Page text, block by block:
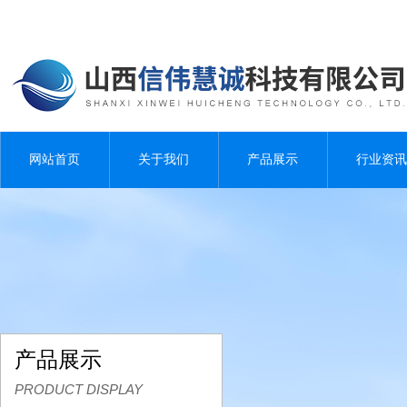
网站首页 关于我们 产品展示 行业资讯
产品展示
PRODUCT DISPLAY